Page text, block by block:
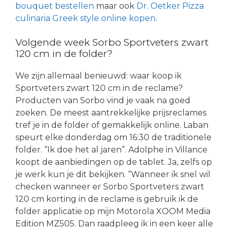
bouquet bestellen maar ook Dr. Oetker Pizza
culinaria Greek style online kopen.
Volgende week Sorbo Sportveters zwart
120 cm in de folder?
We zijn allemaal benieuwd: waar koop ik
Sportveters zwart 120 cm in de reclame?
Producten van Sorbo vind je vaak na goed
zoeken. De meest aantrekkelijke prijsreclames
tref je in de folder of gemakkelijk online. Laban
speurt elke donderdag om 16:30 de traditionele
folder. “Ik doe het al jaren”. Adolphe in Villance
koopt de aanbiedingen op de tablet. Ja, zelfs op
je werk kun je dit bekijken. “Wanneer ik snel wil
checken wanneer er Sorbo Sportveters zwart
120 cm korting in de reclame is gebruik ik de
folder applicatie op mijn Motorola XOOM Media
Edition MZ505. Dan raadpleeg ik in een keer alle